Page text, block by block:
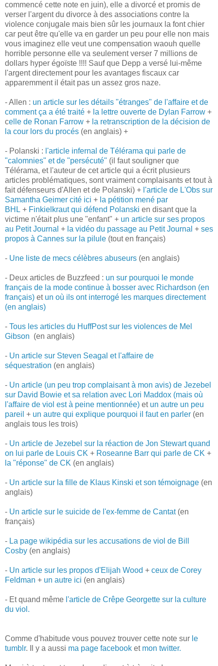
commencé cette note en juin), elle a divorcé et promis de
verser l'argent du divorce à des associations contre la
violence conjugale mais bien sûr les journaux la font chier
car peut être qu'elle va en garder un peu pour elle non mais
vous imaginez elle veut une compensation waouh quelle
horrible personne elle va seulement verser 7 millions de
dollars hyper égoïste !!!! Sauf que Depp a versé lui-même
l'argent directement pour les avantages fiscaux car
apparemment il était pas un assez gros naze.
- Allen : un article sur les détails "étranges" de l'affaire et de
comment ça a été traité + la lettre ouverte de Dylan Farrow +
celle de Ronan Farrow + la retranscription de la décision de
la cour lors du procés (en anglais) +
- Polanski : l'article infernal de Télérama qui parle de
"calomnies" et de "persécuté" (il faut souligner que
Télérama, et l'auteur de cet article qui a écrit plusieurs
articles problématiques, sont vraiment complaisants et tout à
fait défenseurs d'Allen et de Polanski) + l'article de L'Obs sur
Samantha Geimer cité ici + la pétition mené par
BHL + Finkielkraut qui défend Polanski en disant que la
victime n'était plus une "enfant" + un article sur ses propos
au Petit Journal + la vidéo du passage au Petit Journal + ses
propos à Cannes sur la pilule (tout en français)
- Une liste de mecs célèbres abuseurs (en anglais)
- Deux articles de Buzzfeed : un sur pourquoi le monde
français de la mode continue à bosser avec Richardson (en
français) et un où ils ont interrogé les marques directement
(en anglais)
- Tous les articles du HuffPost sur les violences de Mel
Gibson (en anglais)
- Un article sur Steven Seagal et l'affaire de
séquestration (en anglais)
- Un article (un peu trop complaisant à mon avis) de Jezebel
sur David Bowie et sa relation avec Lori Maddox (mais où
l'affaire de viol est à peine mentionnée) et un autre un peu
pareil + un autre qui explique pourquoi il faut en parler (en
anglais tous les trois)
- Un article de Jezebel sur la réaction de Jon Stewart quand
on lui parle de Louis CK + Roseanne Barr qui parle de CK +
la "réponse" de CK (en anglais)
- Un article sur la fille de Klaus Kinski et son témoignage (en
anglais)
- Un article sur le suicide de l'ex-femme de Cantat(en
français)
- La page wikipédia sur les accusations de viol de Bill
Cosby (en anglais)
- Un article sur les propos d'Elijah Wood + ceux de Corey
Feldman + un autre ici (en anglais)
- Et quand même l'article de Crêpe Georgette sur la culture
du viol.
Comme d'habitude vous pouvez trouver cette note sur le
tumblr. Il y a aussi ma page facebook et mon twitter.